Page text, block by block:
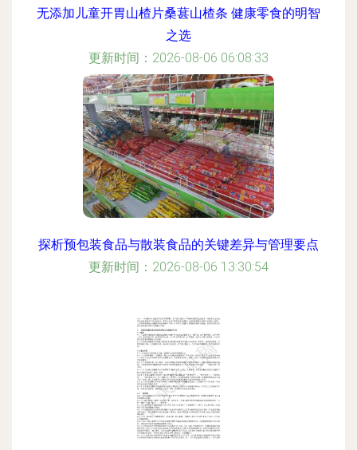
无添加儿童开胃山楂片桑葚山楂条 健康零食的明智
之选
更新时间：2026-08-06 06:08:33
探析预包装食品与散装食品的关键差异与管理要点
更新时间：2026-08-06 13:30:54